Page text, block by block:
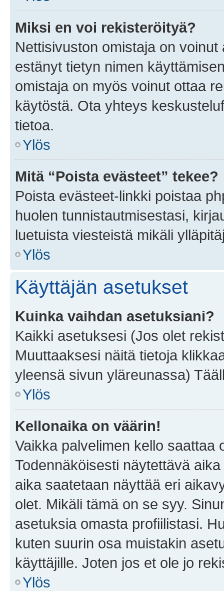
Miksi en voi rekisteröityä?
Nettisivuston omistaja on
estänyt tietyn nimen
omistaja on myös voinut ottaa
käytöstä. Ota yhteys
tietoa.
Ylös
Mitä “Poista evästeet” tekee?
Poista evästeet-linkki poistaa
huolen tunnistautmisestasi,
luetuista viesteistä mikäli
Ylös
Käyttäjän asetukset
Kuinka vaihdan asetuksiani?
Kaikki asetuksesi (Jos olet
Muuttaaksesi näitä tietoja
yleensä sivun yläreunassa)
Ylös
Kellonaika on väärin!
Vaikka palvelimen kello saattaa
Todennäköisesti näytettävä
aika saatetaan näyttää eri
olet. Mikäli tämä on se syy.
asetuksia omasta profiilistasi.
kuten suurin osa muistakin
käyttäjille. Joten jos et ole jo
Ylös